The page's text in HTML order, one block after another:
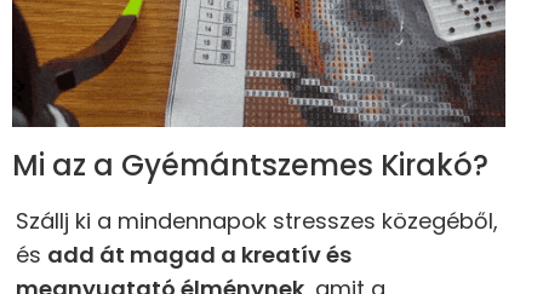
Mi az a Gyémántszemes Kirakó?
Szállj ki a mindennapok stresszes közegéből,
és add át magad a kreatív és